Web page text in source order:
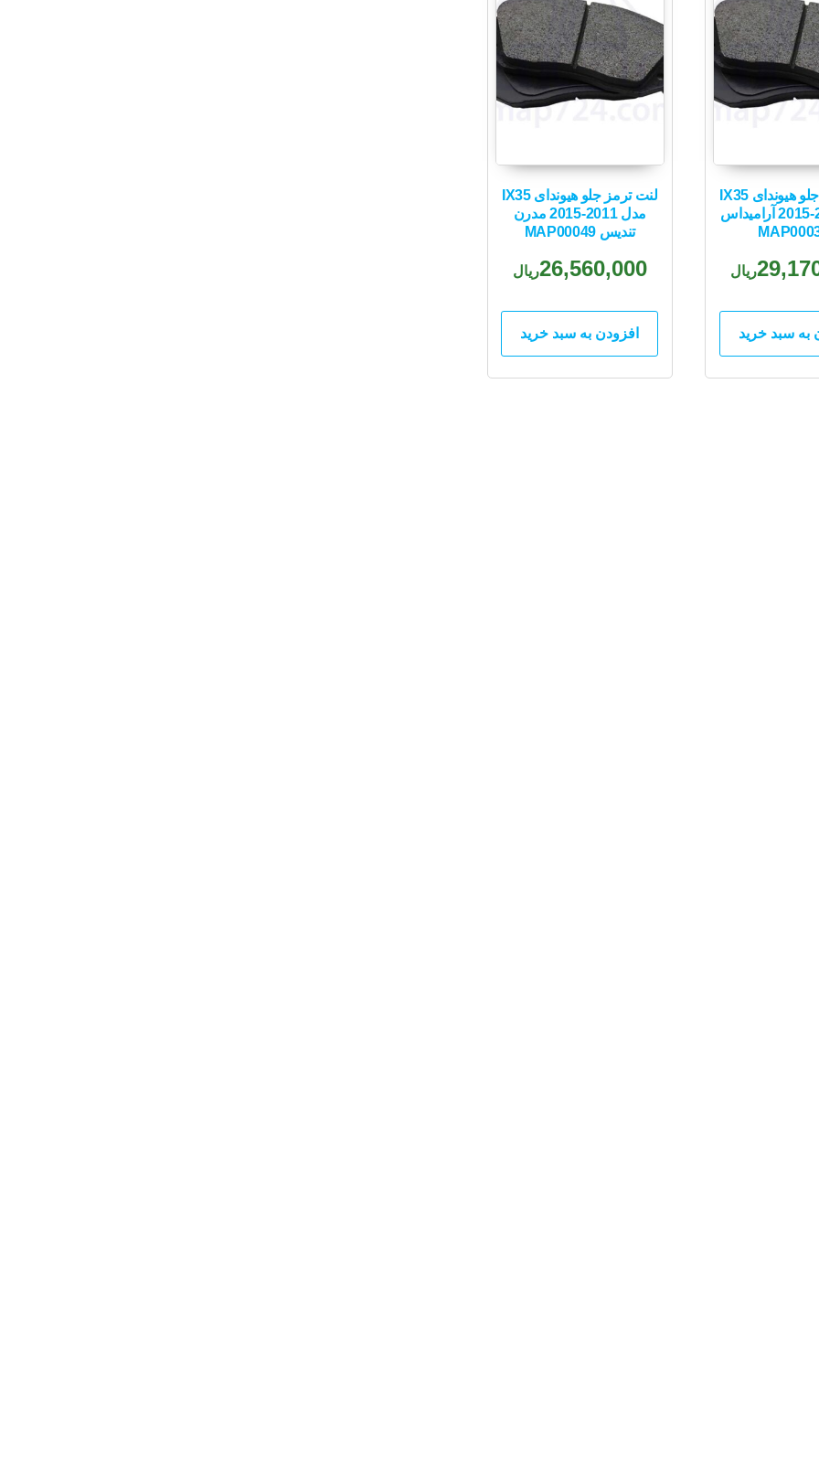
لنت ترمز جلو هیوندای IX35
مدل 2011-2015 آرامیداس
ریال
به سبد خرید
لنت ترمز جلو هیوندای IX35
مدل 2011-2015 مدرن
تندیس MAP00049
26,560,000ریال
افزودن به سبد خرید